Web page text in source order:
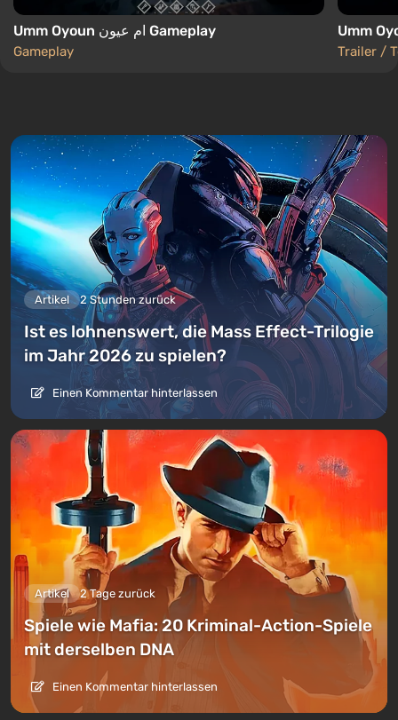
Umm Oyoun ام عيون Gameplay
Gameplay Trailer /
Artikel 2 Stunden zurück
Ist es lohnenswert, die Mass Effect-Trilogie
im Jahr 2026 zu spielen?
Einen Kommentar hinterlassen
Artikel 2 Tage zurück
Spiele wie Mafia: 20 Kriminal-Action-Spiele
mit derselben DNA
Einen Kommentar hinterlassen